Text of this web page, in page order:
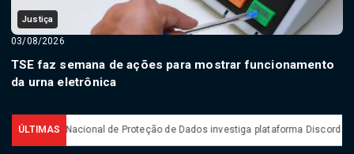
Justiça
03/08/2026
TSE faz semana de ações para mostrar funcionamento
da urna eletrônica
ÚLTIMAS
Nacional de Proteção de Dados investiga plataforma Discord